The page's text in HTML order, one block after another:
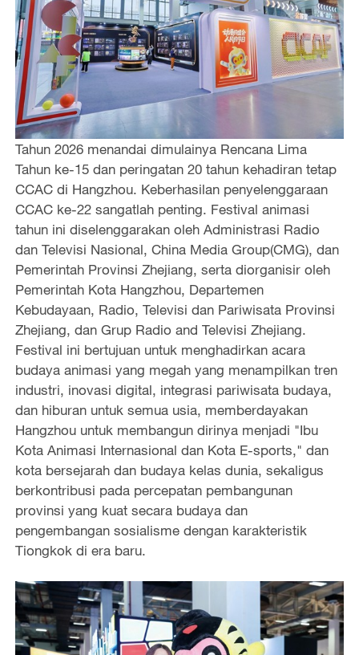
Tahun 2026 menandai dimulainya Rencana Lima
Tahun ke-15 dan peringatan 20 tahun kehadiran tetap
CCAC di Hangzhou. Keberhasilan penyelenggaraan
CCAC ke-22 sangatlah penting. Festival animasi
tahun ini diselenggarakan oleh Administrasi Radio
dan Televisi Nasional, China Media Group(CMG), dan
Pemerintah Provinsi Zhejiang, serta diorganisir oleh
Pemerintah Kota Hangzhou, Departemen
Kebudayaan, Radio, Televisi dan Pariwisata Provinsi
Zhejiang, dan Grup Radio and Televisi Zhejiang.
Festival ini bertujuan untuk menghadirkan acara
budaya animasi yang megah yang menampilkan tren
industri, inovasi digital, integrasi pariwisata budaya,
dan hiburan untuk semua usia, memberdayakan
Hangzhou untuk membangun dirinya menjadi "Ibu
Kota Animasi Internasional dan Kota E-sports," dan
kota bersejarah dan budaya kelas dunia, sekaligus
berkontribusi pada percepatan pembangunan
provinsi yang kuat secara budaya dan
pengembangan sosialisme dengan karakteristik
Tiongkok di era baru.